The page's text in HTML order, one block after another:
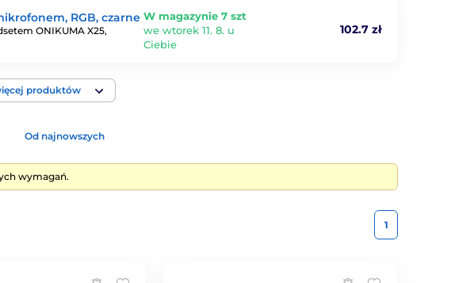
RGB, czarne
ONIKUMA X25,
W magazynie 7 szt
we wtorek 11. 8. u
Ciebie
102.7 zł
produktów
Od najnowszych
wymagań.
1